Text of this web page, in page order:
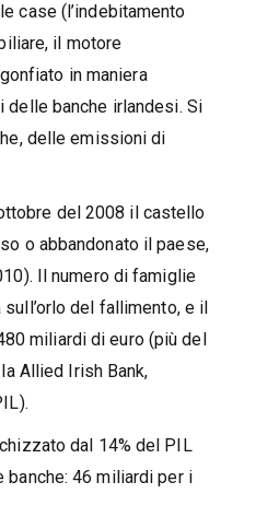
case (l’indebitamento
il motore
in maniera
banche irlandesi. Si
delle emissioni di
del 2008 il castello
o abbandonato il paese,
Il numero di famiglie
del fallimento, e il
miliardi di euro (più del
Allied Irish Bank,
dal 14% del PIL
46 miliardi per i